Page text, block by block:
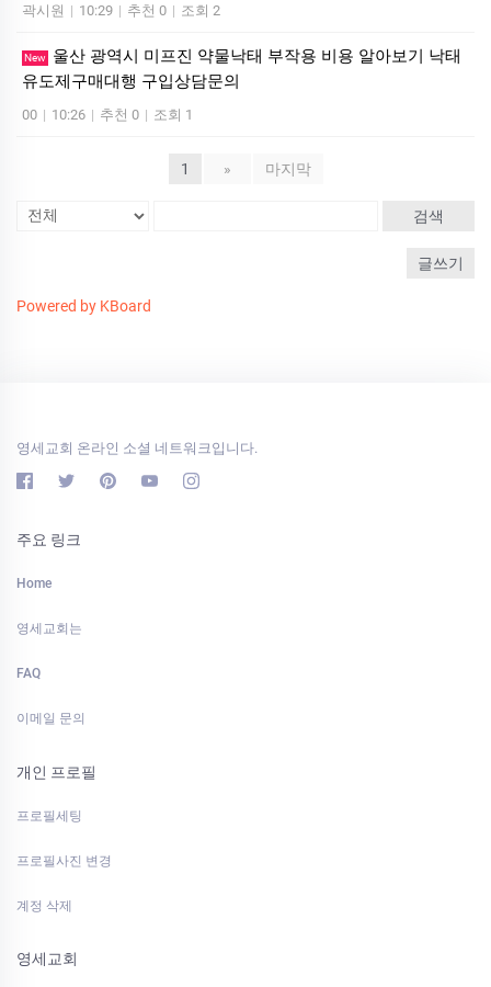
곽시원 | 10:29 | 추천 0 | 조회 2
New
울산 광역시 미프진 약물낙태 부작용 비용 알아보기 낙태
유도제구매대행 구입상담문의
00 | 10:26 | 추천 0 | 조회 1
1 » 마지막
검색
글쓰기
Powered by KBoard
영세교회 온라인 소셜 네트워크입니다.
주요 링크
Home
영세교회는
FAQ
이메일 문의
개인 프로필
프로필세팅
프로필사진 변경
계정 삭제
영세교회